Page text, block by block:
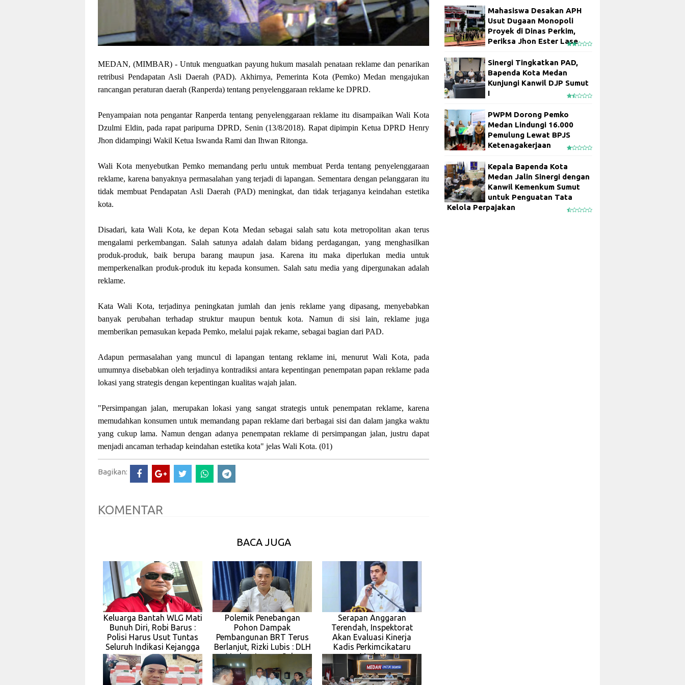
MEDAN, (MIMBAR) - Untuk menguatkan payung hukum masalah penataan reklame dan penarikan
retribusi Pendapatan Asli Daerah (PAD). Akhirnya, Pemerinta Kota (Pemko) Medan mengajukan
rancangan peraturan daerah (Ranperda) tentang penyelenggaraan reklame ke DPRD.
Penyampaian nota pengantar Ranperda tentang penyelenggaraan reklame itu disampaikan Wali Kota
Dzulmi Eldin, pada rapat paripurna DPRD, Senin (13/8/2018). Rapat dipimpin Ketua DPRD Henry
Jhon didampingi Wakil Ketua Iswanda Rami dan Ihwan Ritonga.
Wali Kota menyebutkan Pemko memandang perlu untuk membuat Perda tentang penyelenggaraan
reklame, karena banyaknya permasalahan yang terjadi di lapangan. Sementara dengan pelanggaran itu
tidak membuat Pendapatan Asli Daerah (PAD) meningkat, dan tidak terjaganya keindahan estetika
kota.
Disadari, kata Wali Kota, ke depan Kota Medan sebagai salah satu kota metropolitan akan terus
mengalami perkembangan. Salah satunya adalah dalam bidang perdagangan, yang menghasilkan
produk-produk, baik berupa barang maupun jasa. Karena itu maka diperlukan media untuk
memperkenalkan produk-produk itu kepada konsumen. Salah satu media yang dipergunakan adalah
reklame.
Kata Wali Kota, terjadinya peningkatan jumlah dan jenis reklame yang dipasang, menyebabkan
banyak perubahan terhadap struktur maupun bentuk kota. Namun di sisi lain, reklame juga
memberikan pemasukan kepada Pemko, melalui pajak rekame, sebagai bagian dari PAD.
Adapun permasalahan yang muncul di lapangan tentang reklame ini, menurut Wali Kota, pada
umumnya disebabkan oleh terjadinya kontradiksi antara kepentingan penempatan papan reklame pada
lokasi yang strategis dengan kepentingan kualitas wajah jalan.
"Persimpangan jalan, merupakan lokasi yang sangat strategis untuk penempatan reklame, karena
memudahkan konsumen untuk memandang papan reklame dari berbagai sisi dan dalam jangka waktu
yang cukup lama. Namun dengan adanya penempatan reklame di persimpangan jalan, justru dapat
menjadi ancaman terhadap keindahan estetika kota" jelas Wali Kota. (01)
Bagikan:
KOMENTAR
BACA JUGA
Keluarga Bantah WLG Mati
Bunuh Diri, Robi Barus :
Polisi Harus Usut Tuntas
Seluruh Indikasi Kejangga
Polemik Penebangan
Pohon Dampak
Pembangunan BRT Terus
Berlanjut, Rizki Lubis : DLH
Medan Jangan Suka
Serapan Anggaran
Terendah, Inspektorat
Akan Evaluasi Kinerja
Kadis Perkimcikataru
Medan
Mahasiswa Desakan APH
Usut Dugaan Monopoli
Proyek di Dinas Perkim,
Periksa Jhon Ester Lase
Sinergi Tingkatkan PAD,
Bapenda Kota Medan
Kunjungi Kanwil DJP Sumut
I
PWPM Dorong Pemko
Medan Lindungi 16.000
Pemulung Lewat BPJS
Ketenagakerjaan
Kepala Bapenda Kota
Medan Jalin Sinergi dengan
Kanwil Kemenkum Sumut
untuk Penguatan Tata
Kelola Perpajakan